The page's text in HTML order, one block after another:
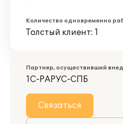
Количество одновременно
Толстый клиент: 1
Партнер, осуществивший
1С-РАРУС-СПБ
Связаться